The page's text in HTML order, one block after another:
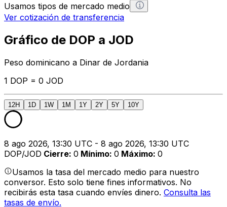
Usamos tipos de mercado medio
Ver cotización de transferencia
Gráfico de DOP a JOD
Peso dominicano a Dinar de Jordania
1 DOP = 0 JOD
12H 1D 1W 1M 1Y 2Y 5Y 10Y
8 ago 2026, 13:30 UTC - 8 ago 2026, 13:30 UTC
DOP/JOD Cierre: 0 Mínimo: 0 Máximo: 0
Usamos la tasa del mercado medio para nuestro
conversor. Esto solo tiene fines informativos. No
recibirás esta tasa cuando envíes dinero. Consulta las
tasas de envío.